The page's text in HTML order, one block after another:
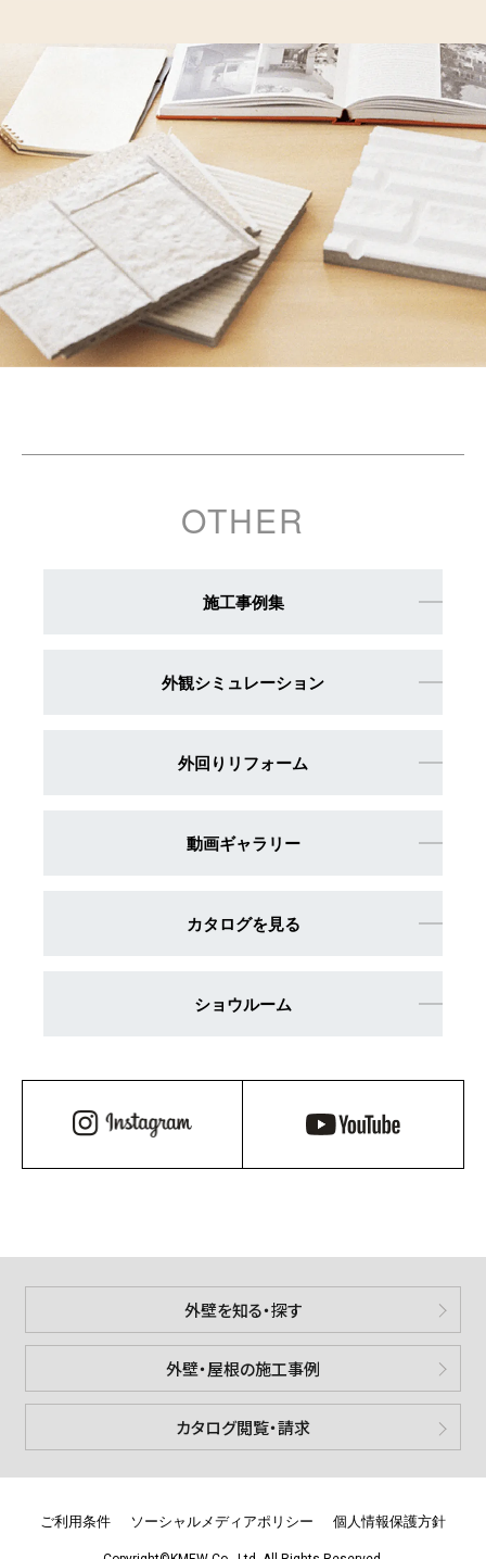
OTHER
施工事例集
外観シミュレーション
外回りリフォーム
動画ギャラリー
カタログを見る
ショウルーム
Instagram YouTube
外壁を知る・探す
外壁・屋根の施工事例
カタログ閲覧・請求
ご利用条件 ソーシャルメディアポリシー 個人情報保護方針